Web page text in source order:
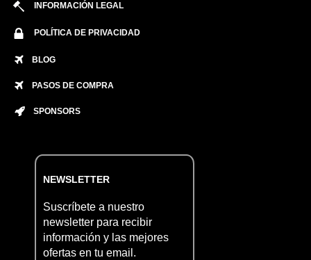
INFORMACIÓN LEGAL
POLÍTICA DE PRIVACIDAD
BLOG
PASOS DE COMPRA
SPONSORS
NEWSLETTER
Suscríbete a nuestro
newsletter para recibir
información y las mejores
ofertas en tu email.